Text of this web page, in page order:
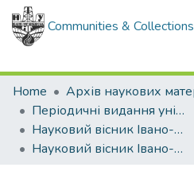
Communities & Collections
Home
Періодичні видання університету
Науковий вісник Івано-Франківського національного технічного університету нафти і газу
Науковий вісник Івано-Франківського національного технічного університету нафти і газу - 2001 - №1